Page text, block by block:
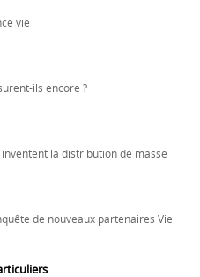
vie
ils encore ?
la distribution de masse
de nouveaux partenaires Vie